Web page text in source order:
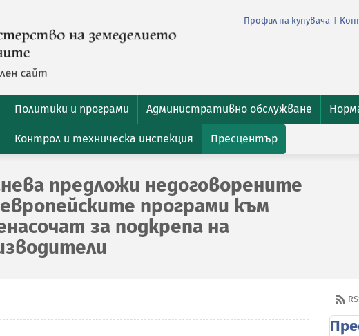
Профил на купувача
Политики и програми Административно обслужване
Контрол и техническа инспекция Пресцентър
предложи недоговорените
програми към
за подкрепа на